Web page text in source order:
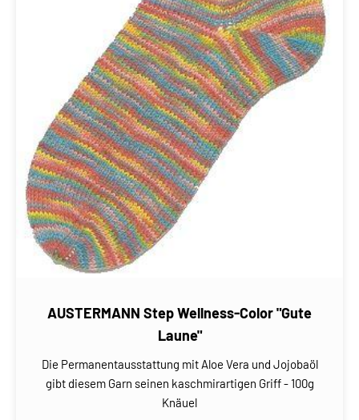
AUSTERMANN Step Wellness-Color "Gute
Laune"
Die Permanentausstattung mit Aloe Vera und Jojobaöl
gibt diesem Garn seinen kaschmirartigen Griff - 100g
Knäuel